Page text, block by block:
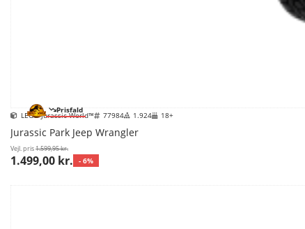
Prisfald
LEGO Jurassic World™ 77984 1.924 18+
Jurassic Park Jeep Wrangler
Vejl. pris1.599,95 kr.
1.499,00 kr. - 6%